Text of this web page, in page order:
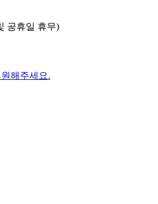
공휴일 휴무)
해주세요.